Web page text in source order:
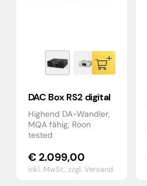
DAC Box RS2 digital
Highend DA-Wandler,
MQA fähig, Roon
tested
€2.099,00
inkl. MwSt.,zzgl. Versand